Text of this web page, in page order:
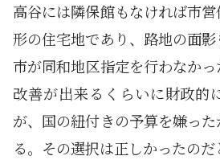
高谷には隣保館もなければ市
形の住宅地であり、路地の面
市が同和地区指定を行わなか
改善が出来るくらいに財政的
が、国の紐付きの予算を嫌っ
る。その選択は正しかったのだ